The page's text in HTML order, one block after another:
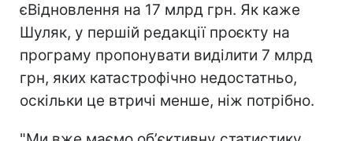
єВідновлення на 17 млрд грн. Як каже
Шуляк, у першій редакції проєкту на
програму пропонувати виділити 7 млрд
грн, яких катастрофічно недостатньо,
оскільки це втричі менше, ніж потрібно.